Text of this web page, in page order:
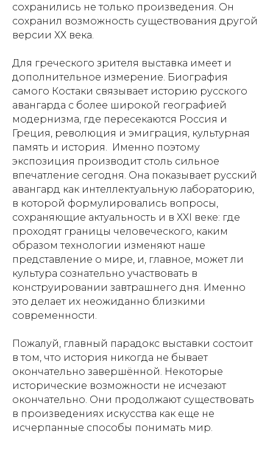
сохранились не только произведения. Он
сохранил возможность существования другой
версии ХХ века.
Для греческого зрителя выставка имеет и
дополнительное измерение. Биография
самого Костаки связывает историю русского
авангарда с более широкой географией
модернизма, где пересекаются Россия и
Греция, революция и эмиграция, культурная
память и история. Именно поэтому
экспозиция производит столь сильное
впечатление сегодня. Она показывает русский
авангард как интеллектуальную лабораторию,
в которой формулировались вопросы,
сохраняющие актуальность и в ХХI веке: где
проходят границы человеческого, каким
образом технологии изменяют наше
представление о мире, и, главное, может ли
культура сознательно участвовать в
конструировании завтрашнего дня. Именно
это делает их неожиданно близкими
современности.
Пожалуй, главный парадокс выставки состоит
в том, что история никогда не бывает
окончательно завершённой. Некоторые
исторические возможности не исчезают
окончательно. Они продолжают существовать
в произведениях искусства как ещe не
исчерпанные способы понимать мир.